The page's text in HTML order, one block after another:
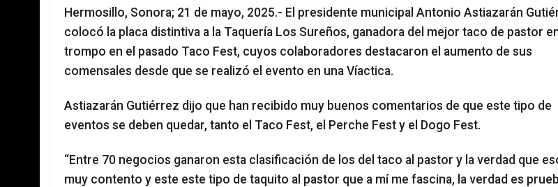
Hermosillo, Sonora; 21 de mayo, 2025.- El presidente municipal Antonio Astiazarán
colocó la placa distintiva a la Taquería Los Sureños, ganadora del mejor taco de pastor
trompo en el pasado Taco Fest, cuyos colaboradores destacaron el aumento de sus
comensales desde que se realizó el evento en una Víactica.
Astiazarán Gutiérrez dijo que han recibido muy buenos comentarios de que este tipo de
eventos se deben quedar, tanto el Taco Fest, el Perche Fest y el Dogo Fest.
“Entre 70 negocios ganaron esta clasificación de los del taco al pastor y la verdad que
muy contento y este este tipo de taquito al pastor que a mí me fascina, la verdad es